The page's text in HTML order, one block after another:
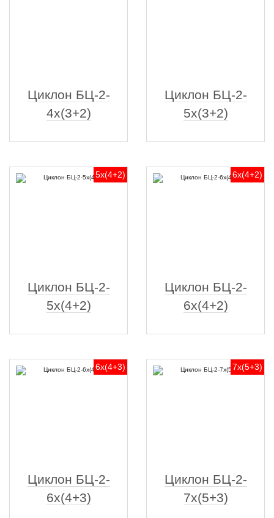
Циклон БЦ-2-
4х(3+2)
Циклон БЦ-2-
5х(3+2)
5х(4+2)
Циклон БЦ-2-
5х(4+2)
6х(4+2)
Циклон БЦ-2-
6х(4+2)
6х(4+3)
Циклон БЦ-2-
6х(4+3)
7х(5+3)
Циклон БЦ-2-
7х(5+3)